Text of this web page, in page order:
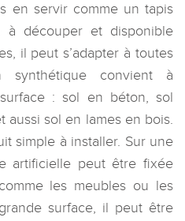
en servir comme un tapis
à découper et disponible
il peut s’adapter à toutes
convient à
: sol en béton, sol
aussi sol en lames en bois.
simple à installer. Sur une
artificielle peut être fixée
les meubles ou les
surface, il peut être